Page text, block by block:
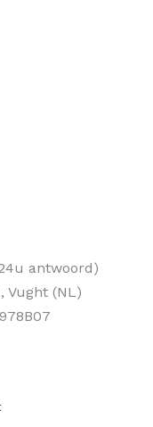
antwoord)
Vught (NL)